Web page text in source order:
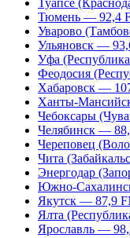
Туапсе
Тюмень — 92,4
Уварово
Ульяновск —
Уфа
Феодосия
Хабаровск —
Ханты-
Чебоксары
Челябинск —
Череповец
Чита
Энергодар
Южно-
Якутск — 87,9
Ялта
Ярославль —